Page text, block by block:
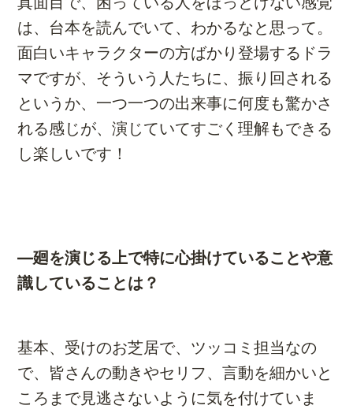
は、台本を読んでいて、わかるなと思って。
面白いキャラクターの方ばかり登場するドラ
マですが、そういう人たちに、振り回される
というか、一つ一つの出来事に何度も驚かさ
れる感じが、演じていてすごく理解もできる
し楽しいです！
―廻を演じる上で特に心掛けていることや意
識していることは？
基本、受けのお芝居で、ツッコミ担当なの
で、皆さんの動きやセリフ、言動を細かいと
ころまで見逃さないように気を付けていま